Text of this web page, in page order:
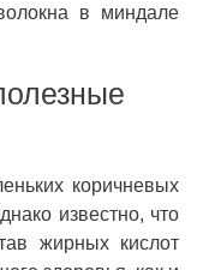
в миндале
коричневых
известно, что
жирных кислот